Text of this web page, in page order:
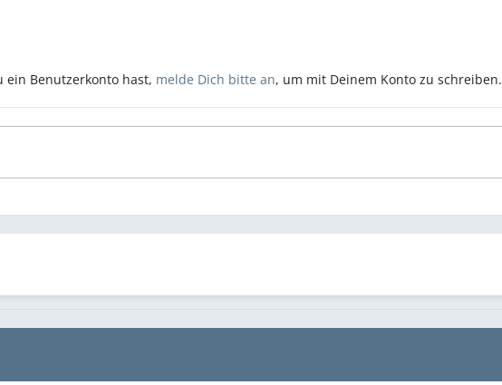
ein Benutzerkonto hast, melde Dich bitte an, um mit Deinem Konto zu schreiben.